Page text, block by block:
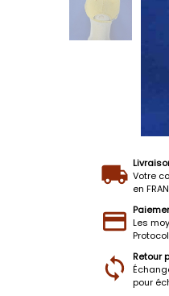
Votre
en
Les
Retour
pour